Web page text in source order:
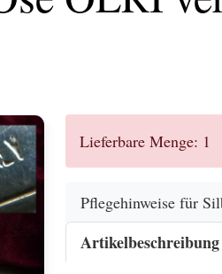
Lieferbare Menge: 1
Pflegehinweise für
Artikelbeschreibung